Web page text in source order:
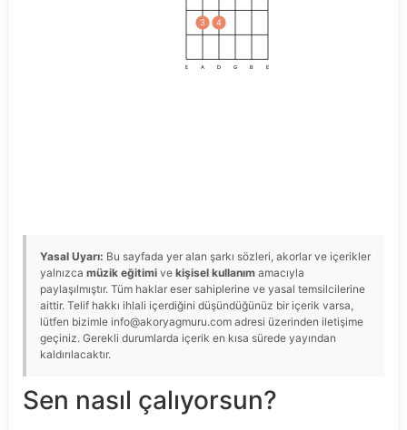
3 4
E A D G B E
Yasal Uyarı: Bu sayfada yer alan şarkı sözleri, akorlar ve içerikler
yalnızca müzik eğitimi ve kişisel kullanım amacıyla
paylaşılmıştır. Tüm haklar eser sahiplerine ve yasal temsilcilerine
aittir. Telif hakkı ihlali içerdiğini düşündüğünüz bir içerik varsa,
lütfen bizimle info@akoryagmuru.com adresi üzerinden iletişime
geçiniz. Gerekli durumlarda içerik en kısa sürede yayından
kaldırılacaktır.
Sen nasıl çalıyorsun?